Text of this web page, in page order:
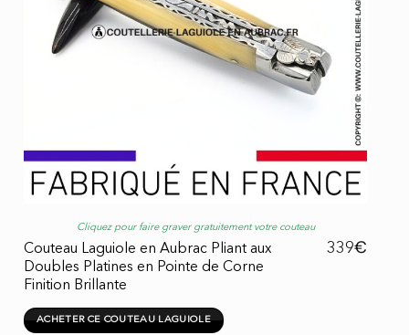
Cliquez pour faire graver gratuitement votre couteau
Couteau Laguiole en Aubrac Pliant aux
Doubles Platines en Pointe de Corne
Finition Brillante
339€
ACHETER CE COUTEAU LAGUIOLE